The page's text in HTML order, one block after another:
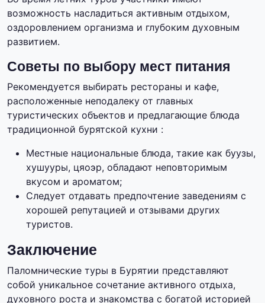
возможность насладиться активным отдыхом,
оздоровлением организма и глубоким духовным
развитием.
Советы по выбору мест питания
Рекомендуется выбирать рестораны и кафе,
расположенные неподалеку от главных
туристических объектов и предлагающие блюда
традиционной бурятской кухни :
Местные национальные блюда, такие как буузы,
хушууры, цяоэр, обладают неповторимым
вкусом и ароматом;
Следует отдавать предпочтение заведениям с
хорошей репутацией и отзывами других
туристов.
Заключение
Паломнические туры в Бурятии представляют
собой уникальное сочетание активного отдыха,
духовного роста и знакомства с богатой историей